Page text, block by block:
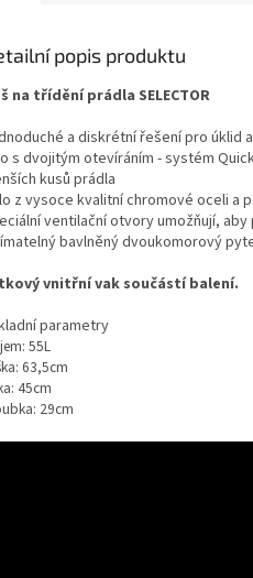
popis produktu
na třídění prádla SELECTOR
a diskrétní řešení pro úklid
s dvojitým otevíráním - systém
kusů prádla
z vysoce kvalitní chromové oceli a
ventilační otvory umožňují, aby
bavlněný dvoukomorový
vnitřní vak součástí balení.
parametry
55L
63,5cm
45cm
29cm